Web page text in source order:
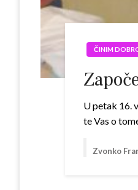
ČINIM
U petak 16.
te Vas o
Zvonko